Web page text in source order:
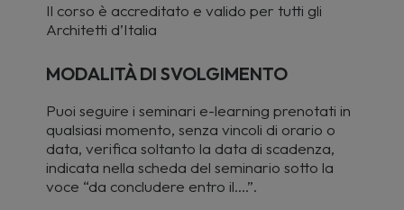
Il corso è accreditato e valido per tutti gli
Architetti d’Italia
MODALITÀ DI SVOLGIMENTO
Puoi seguire i seminari e-learning prenotati in
qualsiasi momento, senza vincoli di orario o
data, verifica soltanto la data di scadenza,
indicata nella scheda del seminario sotto la
voce “da concludere entro il….”.